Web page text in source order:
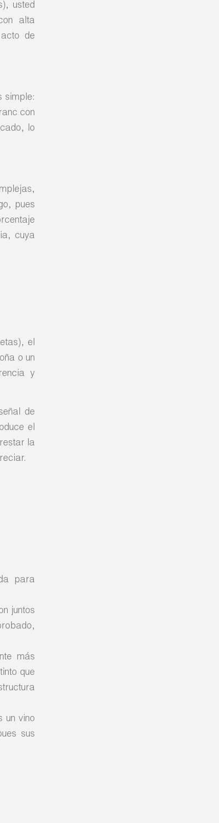
usted
alta
de
simple:
con
lo
pues
cuya
el
o un
y
de
el
la
para
juntos
más
que
un vino
sus